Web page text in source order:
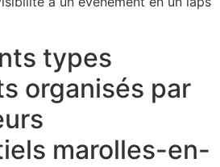
types
organisés par
marolles-en-